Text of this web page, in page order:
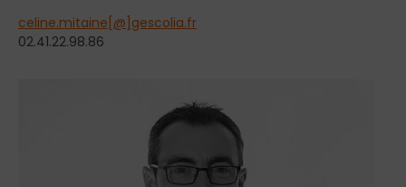
celine.mitaine[@]gescolia.fr
02.41.22.98.86